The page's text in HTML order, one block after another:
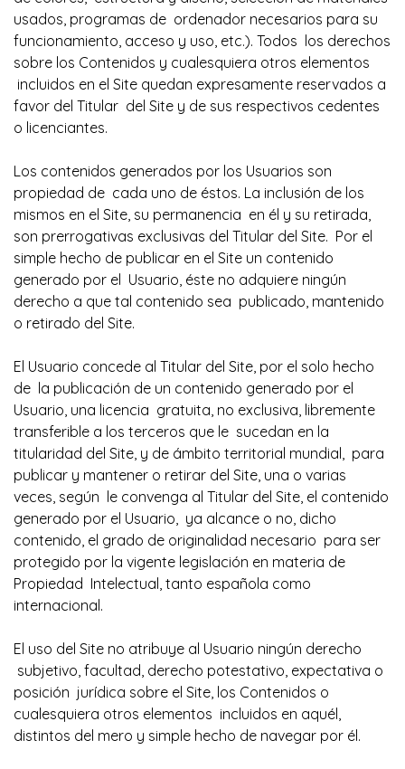
usados, programas de ordenador necesarios para su
funcionamiento, acceso y uso, etc.). Todos los derechos
sobre los Contenidos y cualesquiera otros elementos
incluidos en el Site quedan expresamente reservados a
favor del Titular del Site y de sus respectivos cedentes
o licenciantes.
Los contenidos generados por los Usuarios son
propiedad de cada uno de éstos. La inclusión de los
mismos en el Site, su permanencia en él y su retirada,
son prerrogativas exclusivas del Titular del Site. Por el
simple hecho de publicar en el Site un contenido
generado por el Usuario, éste no adquiere ningún
derecho a que tal contenido sea publicado, mantenido
o retirado del Site.
El Usuario concede al Titular del Site, por el solo hecho
de la publicación de un contenido generado por el
Usuario, una licencia gratuita, no exclusiva, libremente
transferible a los terceros que le sucedan en la
titularidad del Site, y de ámbito territorial mundial, para
publicar y mantener o retirar del Site, una o varias
veces, según le convenga al Titular del Site, el contenido
generado por el Usuario, ya alcance o no, dicho
contenido, el grado de originalidad necesario para ser
protegido por la vigente legislación en materia de
Propiedad Intelectual, tanto española como
internacional.
El uso del Site no atribuye al Usuario ningún derecho
subjetivo, facultad, derecho potestativo, expectativa o
posición jurídica sobre el Site, los Contenidos o
cualesquiera otros elementos incluidos en aquél,
distintos del mero y simple hecho de navegar por él.